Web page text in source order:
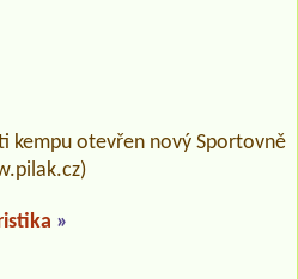
kempu otevřen nový Sportovně
»